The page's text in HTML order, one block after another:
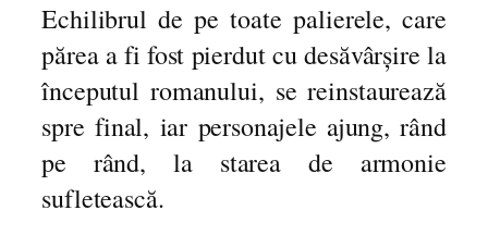
Echilibrul de pe toate palierele, care
părea a fi fost pierdut cu desăvârșire la
începutul romanului, se reinstaurează
spre final, iar personajele ajung, rând
pe rând, la starea de armonie
sufletească.